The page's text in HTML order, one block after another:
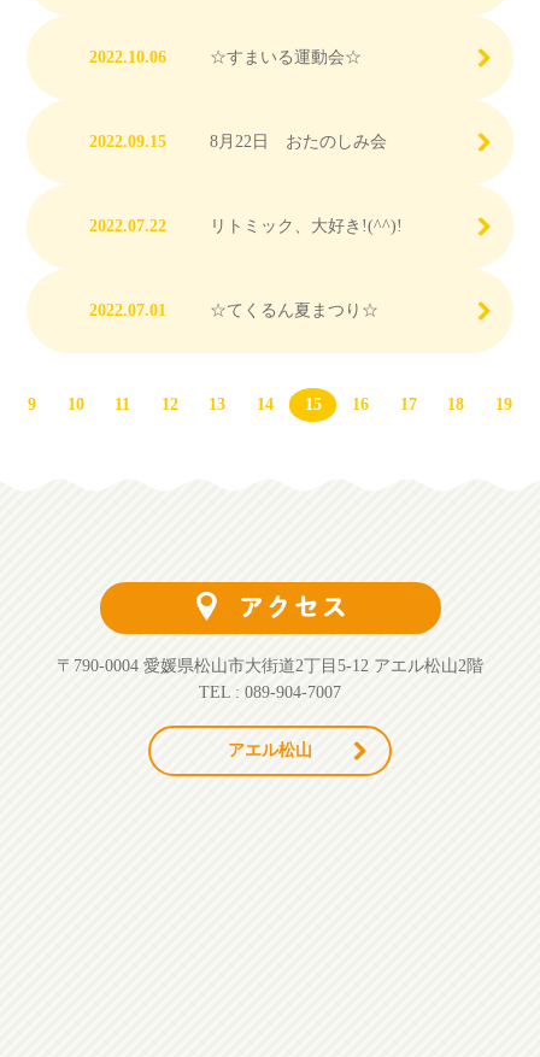
2022.10.06 ☆すまいる運動会☆
2022.09.15 8月22日 おたのしみ会
2022.07.22 リトミック、大好き!(^^)!
2022.07.01 ☆てくるん夏まつり☆
9 10 11 12 13 14 15 16 17 18 19
〒790-0004 愛媛県松山市大街道2丁目5-12 アエル松山2階
TEL : 089-904-7007
アエル松山